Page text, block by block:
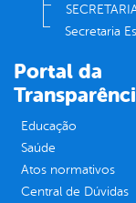
Secretaria
Portal da
Educação
Saúde
Atos normativos
Central de Dúvidas